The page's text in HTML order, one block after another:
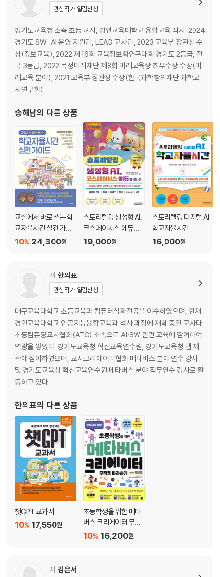
2. [대표 수업] 구글 어스와 함께 유네스코 세계유산 가이드하기
3. [핵심 활동&도구 알아보기] 수업에 바로 쓰는 구글 어스 핵심 기능 총정
4. 함께 쓰면 좋아요! YouTube 360
1-4. 구글 아트앤컬처 - 세계 예술 작품을 다채롭게 감상하고 AI와 함께
만들어요!
1. 둘러보기
2. [대표 수업] 명화를 조합한 나만의 AI 노래
4. 같은 도구, 다른 수업 : 구글 아트앤컬처로 다채롭게 수업하기
1-5. 메타스텝스 - 웹에서 펼쳐지는 고화질 3D, 교실과 가상 공간의 경계
를 지우다
1. 둘러보기
2. [대표 수업] 메타스텝스로 떠나는 지구촌 평화 여행
3. [핵심 활동&도구 알아보기] Create Paths
4. 3D 메타버스 플랫폼 비교: 메타스텝스 vs. 스페이셜
1-6. 투닝 - AI 창작 파트너와 나의 상상을 웹툰으로 완성해요!
1. 둘러보기
2. [대표 수업] ‘과거의 화가, 오늘을 그리다’ 타임슬립 웹툰 제작하기
3. [핵심 활동&도구 알아보기] 기획부터 공유까지, 투닝 활용 A to Z
4. 웹툰 창작 도구의 양대 산맥, 투닝 vs. 망고툰 심층 비교
2. [대표 수업] 명화 속 추리 게임 '신비한 아트호텔의 비밀'
3. [핵심 활동&도구 알아보기] 비바샘 VR 미술관
4. 같은 도구, 다른 수업 : 비바샘 VR 미술관으로 작품 감상하기
1-8. 아폭 - 실시간으로 반응하는 웹 기반 올인원 XR 창작소
1. 둘러보기
2. [대표 수업] 우리 학교 도덕 가이드, AR로 실천하기
3. [핵심 활동&도구 알아보기] 카메라 인식, 페이지 이동
4. AR 제작 플랫폼 : 아폭 vs. 어셈블러 에듀
1-9. 애니메이티드 드로잉 - AI와 함께 그림에 생명을 불어넣어요!
1. 둘러보기
3. [핵심 활동&도구 알아보기] 애니메이티드 드로잉 기능 완전 정복
4. 더 알아보기 : 몸짓으로 생각을 표현하는 AI 애니메이션 도구, ‘스크루블
1-10. PhET - 수학, 과학 개념을 이해해요
1. 둘러보기
2. [대표 수업] 전지 한 개와 두 개를 연결한 전기 회로 비교하기
3. [핵심 활동&도구 알아보기] 회로제작 키트 : DC-가상실험
4. 함께 쓰면 좋아요! 수학·과학 학습 플랫폼 추천
1-11. 매쓰아이곤 - 조작하고 체험하며 수학의 원리를 깨우치는 살아있는
교과서
1. 둘러보기
2. [대표 수업] 리듬으로 익히는 분수의 크기
1-12. 블루킷 - 느린 학생부터 빠른 학생까지, 모두가 즐거운 게이미피케
관심작가 알림신청
경기도교육청 소속 초등 교사, 경인교육대학교 융합교육 석사. 2024
경기도 SW-AI 운영 지원단, LEAD 교사단, 2023 교육부 장관상 수
상(정보교육), 2022 제 16회 교육정보화연구대회 경기도 2등급, 전
국 3등급, 2022 목정미래재단 제8회 미래교육상 최우수상 수상(미
래교육 분야), 2021 교육부 장관상 수상(한국과학창의재단 과학교
사연구회).
송해남의 다른 상품
교실에서 바로 쓰는 학
교자율시간 실전 가이
드
24,300원
10%
스토리텔링 생성형 AI,
코스페이시스 에듀를
만나다
19,000원
스토리텔링 디지털 AI
학교자율시간
16,000원
저 한의표
관심작가 알림신청
대구교육대학교 초등교육과 컴퓨터심화전공을 이수하였으며, 현재
경인교육대학교 인공지능융합교육과 석사 과정에 재학 중인 교사다.
초등컴퓨팅교사협회(ATC) 소속으로 AI·SW 관련 교육에 참여하여
역량을 쌓았다. 경기도교육청 혁신교육연수원, 경기도교육청 맵 제
작에 참여하였으며, 교사크리에이터협회 메타버스 분야 연수 강사
및 경기도교육청 혁신교육연수원 메타버스 분야 직무연수 강사로 활
동하고 있다.
한의표의 다른 상품
챗GPT 교과서
17,550원
10%
초등학생을 위한 메타
버스 크리에이터 무작
정 따라하기 with 제페
16,200원
10%
저 김은서